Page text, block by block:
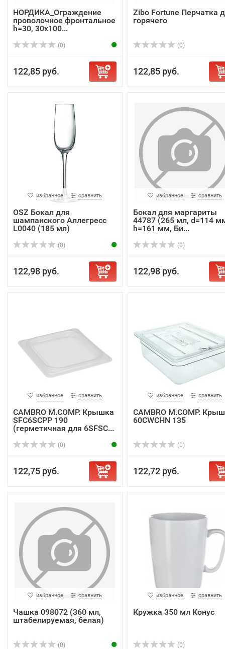
НОРДИКА_Ограждение
проволочное фронтальное
h=30, 30х100...
(0)
122,85 руб.
Zibo Fortune Перчатка
горячего
(0)
122,85 руб.
избранное сравнить
OSZ Бокал для
шампанского Аллегресс
L0040 (185 мл)
(0)
122,98 руб.
избранное сравнить
Бокал для маргариты
44787 (265 мл, d=114
h=161 мм, Би...
(0)
122,98 руб.
избранное сравнить
CAMBRO M.COMP. Крышка
SFC6SCPP 190
(герметичная для 6SFSC...
(0)
122,75 руб.
избранное сравнить
CAMBRO M.COMP.
60CWCHN 135
(0)
122,72 руб.
избранное сравнить
Чашка 098072 (360 мл,
штабелируемая, белая)
(0)
избранное сравнить
Кружка 350 мл Конус
(0)